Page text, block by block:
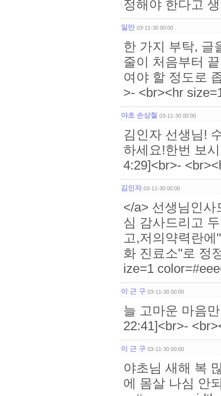
정해야 한다고
일만 03-11-30 00:00
한 가지 부탁,
줄이 처음부터
여야 할 정도로
>- <br><hr
야초 손상철 03-11-30 00:00
김인자 선생님!
하세요!한번 보
4:29]<br>-
김인자 03-11-30 00:00
</a> 선생님인
심 감사드리고
고,저의약력란
화 진료소"로 정
ize=1
이 근 구 03-11-30 00:00
늘 고마운 마음
22:41]<br>-
이 근 구 03-11-30 00:00
야초님 새해 복
에 몸살 나심 안